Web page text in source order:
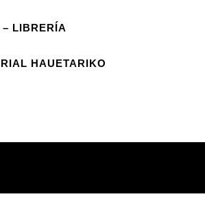
LIBRERÍA
HAUETARIKO